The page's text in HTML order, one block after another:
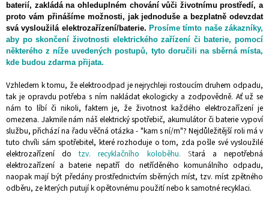
baterií, zakládá na ohleduplném chování vůči životnímu prostředí, a
proto vám přinášíme možnosti, jak jednoduše a bezplatně odevzdat
svá vysloužilá elektrozařízení/baterie. Prosíme tímto naše zákazníky,
aby po skončení životnosti elektrického zařízení či baterie, pomocí
některého z níže uvedených postupů, tyto doručili na sběrná místa,
kde budou zdarma přijata.
Vzhledem k tomu, že elektroodpad je nejrychleji rostoucím druhem odpadu,
tak je opravdu potřeba s ním nakládat ekologicky a zodpovědně. Ať už se
nám to líbí či nikoli, faktem je, že životnost každého elektrozařízení je
omezena. Jakmile nám náš elektrický spotřebič, akumulátor či baterie vypoví
službu, přichází na řadu věčná otázka - "kam s ní/m"? Nejdůležitější roli má v
tuto chvíli sám spotřebitel, které rozhoduje o tom, zda pošle své vysloužilé
elektrozařízení do
tzv. recyklačního koloběhu. Stará a nepotřebná
elektrozařízení a baterienepatří do netříděného komunálního odpadu,
naopak mají být předány prostřednictvím sběrných míst, tzv. míst zpětného
odběru, ze kterých putují k opětovnému použití nebo ksamotnérecyklaci.